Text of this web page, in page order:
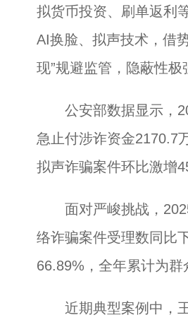
拟货币投资、刷单返利
AI换脸、拟声技术，借
现”规避监管，隐蔽性极
公安部数据显示，
急止付涉诈资金2170.7
拟声诈骗案件环比激增
面对严峻挑战，2025
络诈骗案件受理数同比
66.89%，全年累计为群
近期典型案例中，王